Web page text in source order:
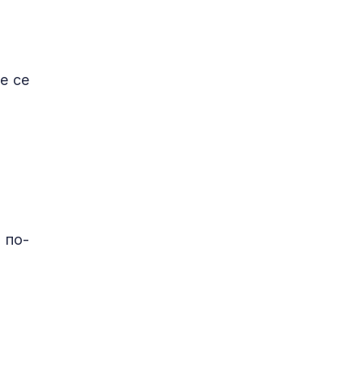
се
по-